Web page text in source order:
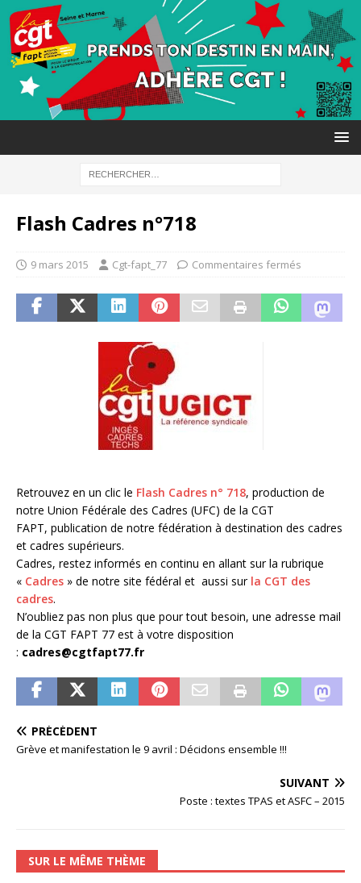
Flash Cadres n°718
9 mars 2015 Cgt-fapt_77 Commentaires fermés
Retrouvez en un clic le Flash Cadres n° 718, production de
notre Union Fédérale des Cadres (UFC) de la CGT
FAPT, publication de notre fédération à destination des cadres
et cadres supérieurs.
Cadres, restez informés en continu en allant sur la rubrique
« Cadres » de notre site fédéral et aussi surla CGT des
cadres.
N’oubliez pas non plus que pour tout besoin, une adresse mail
de la CGT FAPT 77 est à votre disposition
: cadres@cgtfapt77.fr
PRÉCÉDENT
Grève et manifestation le 9 avril : Décidons ensemble !!!
SUIVANT
Poste : textes TPAS et ASFC – 2015
SUR LE MÊME THÈME